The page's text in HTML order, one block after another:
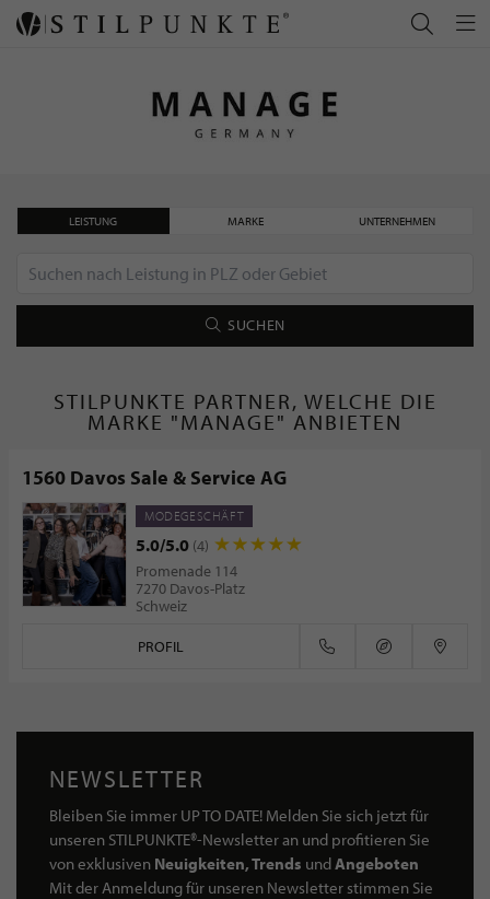
LEISTUNG MARKE UNTERNEHMEN
SUCHEN
STILPUNKTE PARTNER, WELCHE DIE
MARKE "MANAGE" ANBIETEN
1560 Davos Sale & Service AG
MODEGESCHÄFT
5.0/5.0 (4)
Promenade 114
7270 Davos-Platz
Schweiz
PROFIL
NEWSLETTER
Bleiben Sie immer UP TO DATE! Melden Sie sich jetzt für
unseren STILPUNKTE®-Newsletter an und profitieren Sie
von exklusiven Neuigkeiten, Trends undAngeboten
Mit der Anmeldung für unseren Newsletter stimmen Sie